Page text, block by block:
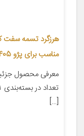
مناسب برای پژو 405
[…]